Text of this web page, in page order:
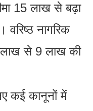
15 लाख से बढ़ा
नागरिक
लाख से 9 लाख की
कई कानूनों में